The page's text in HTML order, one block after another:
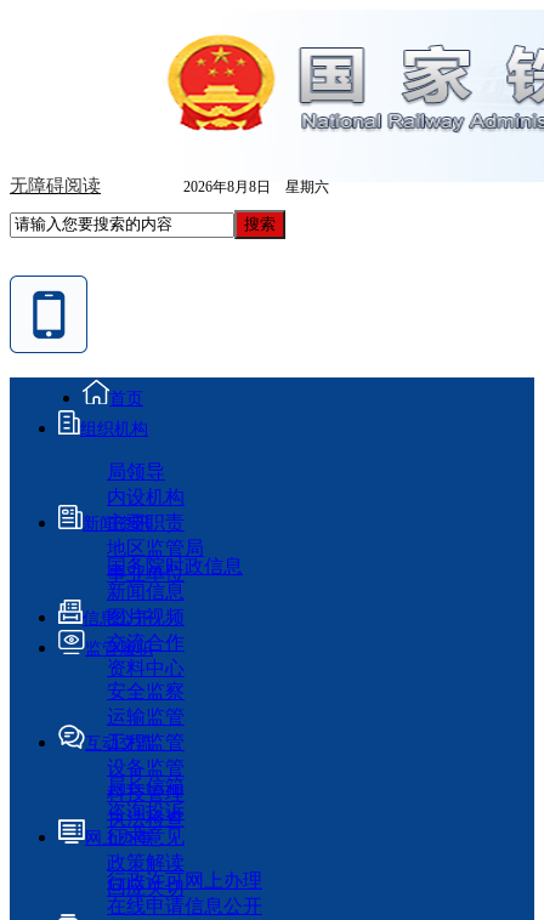
无障碍阅读 2026年8月8日 星期六
首页
组织机构
局领导
内设机构
主要职责
地区监管局
事业单位
新闻资讯
国务院时政信息
新闻信息
图片视频
交流合作
资料中心
信息公开
监管履职
安全监察
运输监管
工程监管
设备监管
科技管理
执法检查
互动交流
局长信箱
咨询投诉
征求意见
政策解读
回应关切
网上办事
行政许可网上办理
在线申请信息公开